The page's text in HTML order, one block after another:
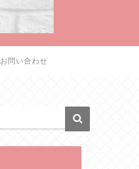
お問い合わせ